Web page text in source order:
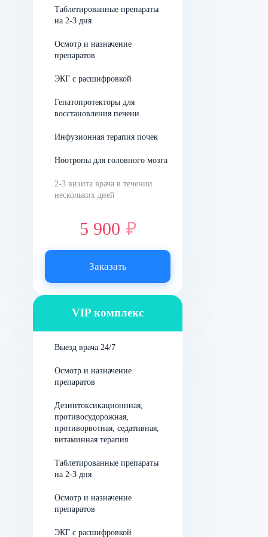
«встречаются» этиловый спирт
останавливает производство
ацетальдегиддегидрогеназы,
высокотоксичный ацетальдегид
остается неутилизированным,
что вызывает сильнейшее
ощущает в подобном
состоянии:
тошноту, позывы на рвоту;
головокружение из-за
резко снизившегося
сильную головную боль;
озноб, зябкость, которые
сменяются исключительно
зрительные нарушения;
помрачение сознания;
повышение местной
желудочные болезненные
Таблетированные препараты
на 2-3 дня
Осмотр и назначение
препаратов
ЭКГ с расшифровкой
Гепатопротекторы для
восстановления печени
Инфузионная терапия почек
Ноотропы для головного мозга
2-3 визита врача в течении
нескольких дней
5 900 ₽
Заказать
VIP комплекс
Выезд врача 24/7
Осмотр и назначение
препаратов
Дезинтоксикационнная,
противосудорожная,
противорвотная, седативная,
витаминная терапия
Таблетированные препараты
на 2-3 дня
Осмотр и назначение
препаратов
ЭКГ с расшифровкой